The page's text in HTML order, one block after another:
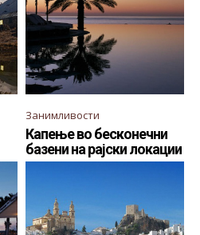
Занимливости
Капење во бесконечни
базени на рајски локации